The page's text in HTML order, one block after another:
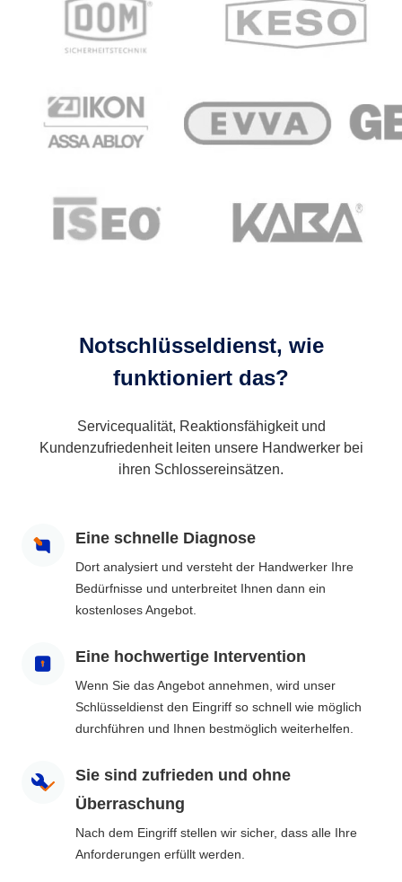
Notschlüsseldienst, wie
funktioniert das?
Servicequalität, Reaktionsfähigkeit und
Kundenzufriedenheit leiten unsere Handwerker bei
ihren Schlossereinsätzen.
Eine schnelle Diagnose
Dort analysiert und versteht der Handwerker Ihre
Bedürfnisse und unterbreitet Ihnen dann ein
kostenloses Angebot.
Eine hochwertige Intervention
Wenn Sie das Angebot annehmen, wird unser
Schlüsseldienst den Eingriff so schnell wie möglich
durchführen und Ihnen bestmöglich weiterhelfen.
Sie sind zufrieden und ohne
Überraschung
Nach dem Eingriff stellen wir sicher, dass alle Ihre
Anforderungen erfüllt werden.